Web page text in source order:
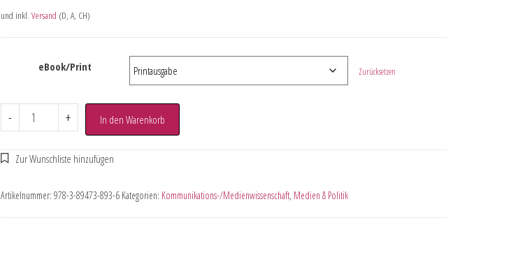
und inkl. Versand (D, A, CH)
eBook/Print Zurücksetzen
- + In den Warenkorb
Artikelnummer: 978-3-89473-893-6 Kategorien: Kommunikations-/Medienwissenschaft, Medien & Politik